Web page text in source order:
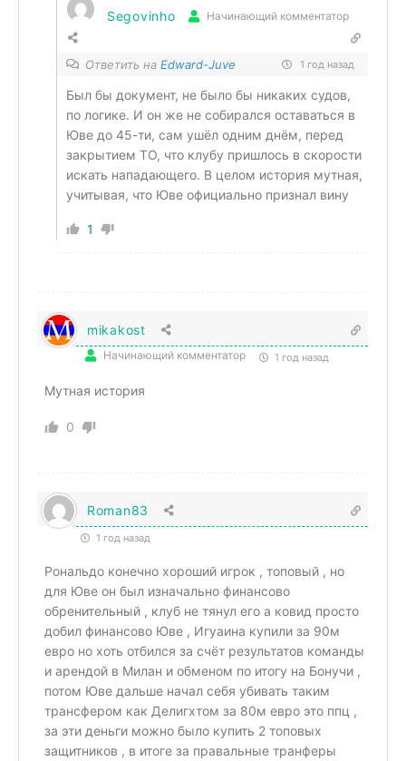
Segovinho Начинающий комментатор
Ответить на Edward-Juve 1 год назад
Был бы документ, не было бы никаких судов,
по логике. И он же не собирался оставаться в
Юве до 45-ти, сам ушёл одним днём, перед
закрытием ТО, что клубу пришлось в скорости
искать нападающего. В целом история мутная,
учитывая, что Юве официально признал вину
1
mikakost
Начинающий комментатор 1 год назад
Мутная история
0
Roman83
1 год назад
Рональдо конечно хороший игрок , топовый , но
для Юве он был изначально финансово
обренительный , клуб не тянул его а ковид просто
добил финансово Юве , Игуаина купили за 90м
евро но хоть отбился за счёт результатов команды
и арендой в Милан и обменом по итогу на Бонучи ,
потом Юве дальше начал себя убивать таким
трансфером как Делигхтом за 80м евро это ппц ,
за эти деньги можно было купить 2 топовых
защитников , в итоге за правальные транферы